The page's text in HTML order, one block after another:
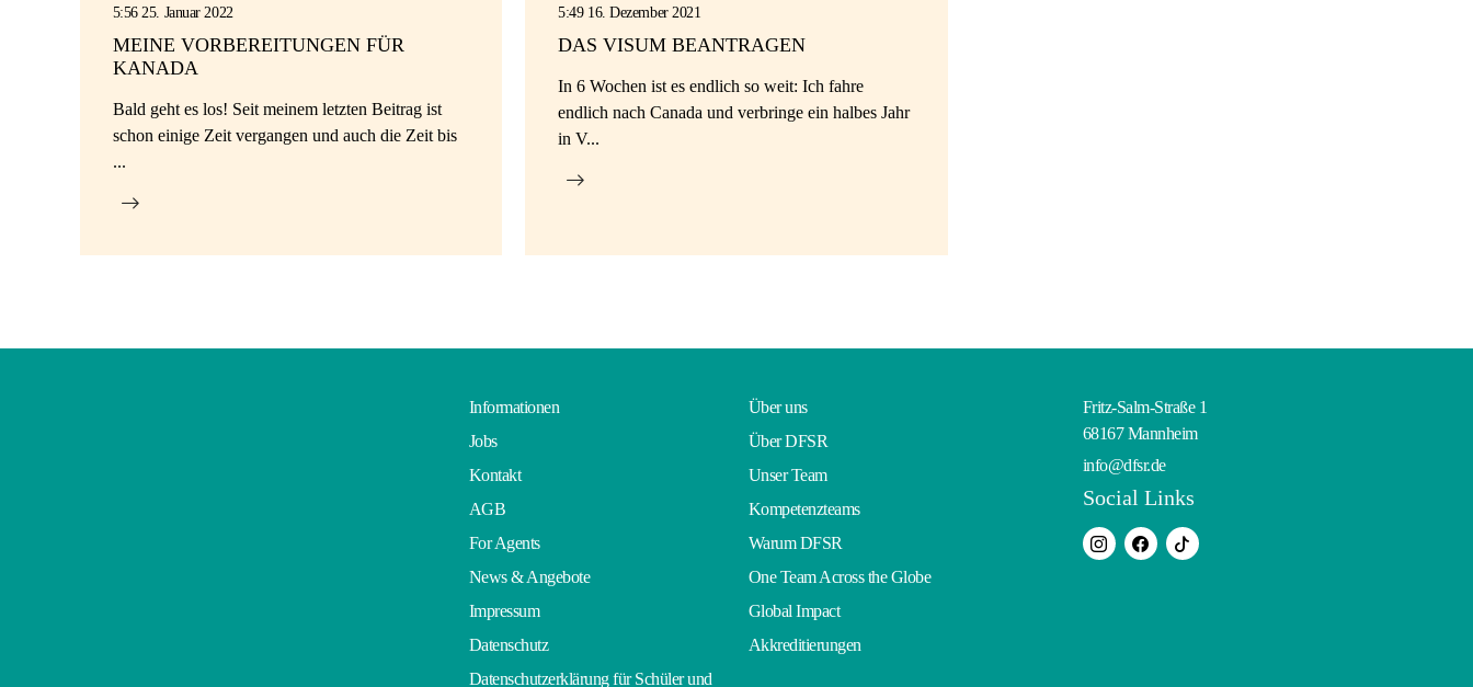
5:56 25. Januar 2022
MEINE VORBEREITUNGEN FÜR
KANADA
Bald geht es los! Seit meinem letzten Beitrag ist
schon einige Zeit vergangen und auch die Zeit bis
...
5:49 16. Dezember 2021
DAS VISUM BEANTRAGEN
In 6 Wochen ist es endlich so weit: Ich fahre
endlich nach Canada und verbringe ein halbes Jahr
in V...
Informationen
Jobs
Kontakt
AGB
For Agents
News & Angebote
Impressum
Datenschutz
Datenschutzerklärung für Schüler und
Über uns
Über DFSR
Unser Team
Kompetenzteams
Warum DFSR
One Team Across the Globe
Global Impact
Akkreditierungen
Fritz-Salm-Straße 1
68167 Mannheim
info@dfsr.de
Social Links